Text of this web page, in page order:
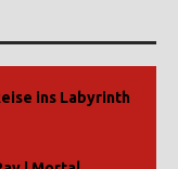
ins Labyrinth